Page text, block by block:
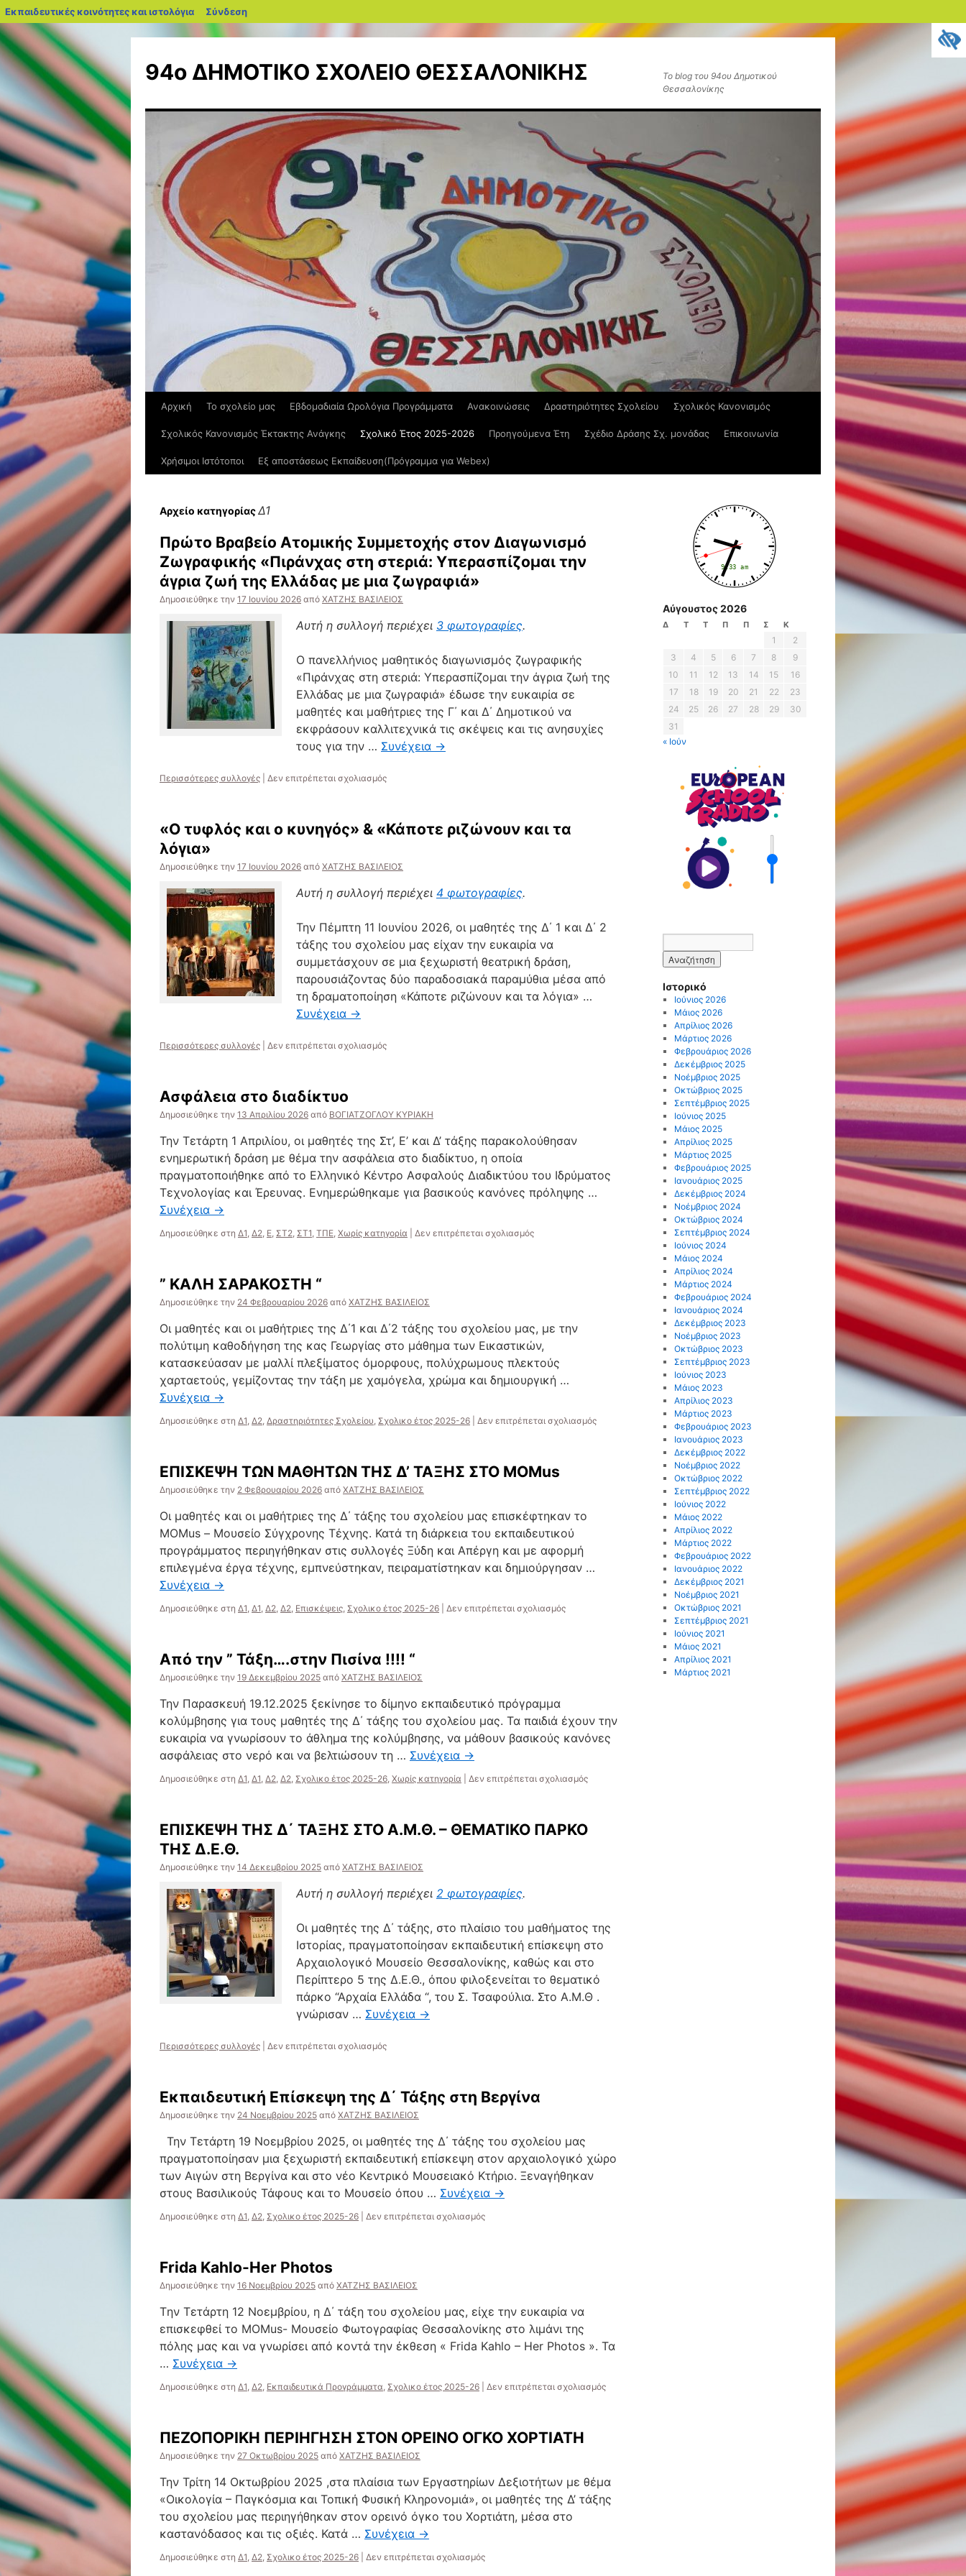
Εκπαιδευτικές κοινότητες και ιστολόγια blogs.sch.gr
Σύνδεση
περιεχόμενο
94ο ΔΗΜΟΤΙΚΟ ΣΧΟΛΕΙΟ ΘΕΣΣΑΛΟΝΙΚΗΣ
Το blog του 94ου Δημοτικού
Θεσσαλονίκης
Αρχική Το σχολείο μας Εβδομαδιαία Ωρολόγια Προγράμματα Ανακοινώσεις Δραστηριότητες Σχολείου Σχολικός Κανονισμός
Σχολικός Κανονισμός Έκτακτης Ανάγκης Σχολικό Έτος 2025-2026 Προηγούμενα Έτη Σχέδιο Δράσης Σχ. μονάδας Επικοινωνία
Χρήσιμοι Ιστότοποι Εξ αποστάσεως Εκπαίδευση(Πρόγραμμα για Webex)
Αρχείο κατηγορίαςΔ1
Πρώτο Βραβείο Ατομικής Συμμετοχής στον Διαγωνισμό
Ζωγραφικής «Πιράνχας στη στεριά: Υπερασπίζομαι την
άγρια ζωή της Ελλάδας με μια ζωγραφιά»
Δημοσιεύθηκε την 17 Ιουνίου 2026 από ΧΑΤΖΗΣ ΒΑΣΙΛΕΙΟΣ
Αυτή η συλλογή περιέχει 3 φωτογραφίες.
Ο πανελλήνιος μαθητικός διαγωνισμός ζωγραφικής
«Πιράνχας στη στεριά: Υπερασπίζομαι την άγρια ζωή της
Ελλάδας με μια ζωγραφιά» έδωσε την ευκαιρία σε
μαθητές και μαθήτριες της Γ΄ και Δ΄ Δημοτικού να
εκφράσουν καλλιτεχνικά τις σκέψεις και τις ανησυχίες
τους για την … Συνέχεια →
Περισσότερες συλλογές Δεν επιτρέπεται σχολιασμόςστο
Συμμετοχής
Ζωγραφικής
στη
Υπερασπίζομαι
την
άγρια
ζωή
Ελλάδας
με
«Ο τυφλός και ο κυνηγός» & «Κάποτε ριζώνουν και τα
λόγια»
Δημοσιεύθηκε την 17 Ιουνίου 2026 από ΧΑΤΖΗΣ ΒΑΣΙΛΕΙΟΣ
Αυτή η συλλογή περιέχει 4 φωτογραφίες.
Την Πέμπτη 11 Ιουνίου 2026, οι μαθητές της Δ΄ 1 και Δ΄ 2
τάξης του σχολείου μας είχαν την ευκαιρία να
συμμετάσχουν σε μια ξεχωριστή θεατρική δράση,
παρουσιάζοντας δύο παραδοσιακά παραμύθια μέσα από
τη δραματοποίηση «Κάποτε ριζώνουν και τα λόγια» …
Συνέχεια →
Περισσότερες συλλογές Δεν επιτρέπεται σχολιασμόςστο
κυνηγός»
&
«Κάποτε
ριζώνουν
και
τα
Ασφάλεια στο διαδίκτυο
Δημοσιεύθηκε την 13 Απριλίου 2026 από ΒΟΓΙΑΤΖΟΓΛΟΥ ΚΥΡΙΑΚΗ
Την Τετάρτη 1 Απριλίου, οι μαθητές της Στ’, Ε’ και Δ’ τάξης παρακολούθησαν
ενημερωτική δράση με θέμα την ασφάλεια στο διαδίκτυο, η οποία
πραγματοποιήθηκε από το Ελληνικό Κέντρο Ασφαλούς Διαδικτύου του Ιδρύματος
Τεχνολογίας και Έρευνας. Ενημερώθηκαμε για βασικούς κανόνες πρόληψης …
Συνέχεια →
Δημοσιεύθηκε στη Δ1, Δ2, Ε, ΣT2, ΣΤ1, ΤΠΕ, Χωρίς κατηγορία Δεν επιτρέπεται σχολιασμόςστο
” ΚΑΛΗ ΣΑΡΑΚΟΣΤΗ “
Δημοσιεύθηκε την 24 Φεβρουαρίου 2026 από ΧΑΤΖΗΣ ΒΑΣΙΛΕΙΟΣ
Οι μαθητές και οι μαθήτριες της Δ΄1 και Δ΄2 τάξης του σχολείου μας, με την
πολύτιμη καθοδήγηση της κας Γεωργίας στο μάθημα των Εικαστικών,
κατασκεύασαν με μαλλί πλεξίματος όμορφους, πολύχρωμους πλεκτούς
χαρταετούς, γεμίζοντας την τάξη με χαμόγελα, χρώμα και δημιουργική …
Συνέχεια →
Δημοσιεύθηκε στη Δ1, Δ2, Δραστηριότητες Σχολείου, Σχολικο έτος 2025-26 Δεν επιτρέπεται σχολιασμόςστο
ΕΠΙΣΚΕΨΗ ΤΩΝ ΜΑΘΗΤΩΝ ΤΗΣ Δ’ ΤΑΞΗΣ ΣΤΟ MOMus
Δημοσιεύθηκε την 2 Φεβρουαρίου 2026 από ΧΑΤΖΗΣ ΒΑΣΙΛΕΙΟΣ
Οι μαθητές και οι μαθήτριες της Δ΄ τάξης του σχολείου μας επισκέφτηκαν το
MOMus – Μουσείο Σύγχρονης Τέχνης. Κατά τη διάρκεια του εκπαιδευτικού
προγράμματος περιηγήθηκαν στις συλλογές Ξύδη και Απέργη και με αφορμή
επιλεγμένα έργα τέχνης, εμπνεύστηκαν, πειραματίστηκαν και δημιούργησαν …
Συνέχεια →
Δημοσιεύθηκε στη Δ1, Δ1, Δ2, Δ2, Επισκέψεις, Σχολικο έτος 2025-26 Δεν επιτρέπεται σχολιασμόςστο
Από την ” Τάξη….στην Πισίνα !!!! “
Δημοσιεύθηκε την 19 Δεκεμβρίου 2025 από ΧΑΤΖΗΣ ΒΑΣΙΛΕΙΟΣ
Την Παρασκευή 19.12.2025 ξεκίνησε το δίμηνο εκπαιδευτικό πρόγραμμα
κολύμβησης για τους μαθητές της Δ΄ τάξης του σχολείου μας. Τα παιδιά έχουν την
ευκαιρία να γνωρίσουν το άθλημα της κολύμβησης, να μάθουν βασικούς κανόνες
ασφάλειας στο νερό και να βελτιώσουν τη … Συνέχεια →
Δημοσιεύθηκε στη Δ1, Δ1, Δ2, Δ2, Σχολικο έτος 2025-26, Χωρίς κατηγορία Δεν επιτρέπεται σχολιασμόςστο
Τάξη….στην
ΕΠΙΣΚΕΨΗ ΤΗΣ Δ΄ ΤΑΞΗΣ ΣΤΟ Α.Μ.Θ. – ΘΕΜΑΤΙΚΟ ΠΑΡΚΟ
ΤΗΣ Δ.Ε.Θ.
Δημοσιεύθηκε την 14 Δεκεμβρίου 2025 από ΧΑΤΖΗΣ ΒΑΣΙΛΕΙΟΣ
Αυτή η συλλογή περιέχει 2 φωτογραφίες.
Οι μαθητές της Δ΄ τάξης, στο πλαίσιο του μαθήματος της
Ιστορίας, πραγματοποίησαν εκπαιδευτική επίσκεψη στο
Αρχαιολογικό Μουσείο Θεσσαλονίκης, καθώς και στο
Περίπτερο 5 της Δ.Ε.Θ., όπου φιλοξενείται το θεματικό
πάρκο “Αρχαία Ελλάδα “, του Σ. Τσαφούλια. Στο Α.Μ.Θ .
γνώρισαν … Συνέχεια →
Περισσότερες συλλογές Δεν επιτρέπεται σχολιασμόςστο
ΤΑΞΗΣ
ΣΤΟ
Α.Μ.Θ.
ΘΕΜΑΤΙΚΟ
ΠΑΡΚΟ
ΤΗΣ
Δ.Ε.Θ.
Εκπαιδευτική Επίσκεψη της Δ΄ Τάξης στη Βεργίνα
Δημοσιεύθηκε την 24 Νοεμβρίου 2025 από ΧΑΤΖΗΣ ΒΑΣΙΛΕΙΟΣ
Την Τετάρτη 19 Νοεμβρίου 2025, οι μαθητές της Δ΄ τάξης του σχολείου μας
πραγματοποίησαν μια ξεχωριστή εκπαιδευτική επίσκεψη στον αρχαιολογικό χώρο
των Αιγών στη Βεργίνα και στο νέο Κεντρικό Μουσειακό Κτήριο. Ξεναγήθηκαν
στους Βασιλικούς Τάφους και το Μουσείο όπου … Συνέχεια →
Δημοσιεύθηκε στη Δ1, Δ2, Σχολικο έτος 2025-26 Δεν επιτρέπεται σχολιασμόςστο
Frida Kahlo-Her Photos
Δημοσιεύθηκε την 16 Νοεμβρίου 2025 από ΧΑΤΖΗΣ ΒΑΣΙΛΕΙΟΣ
Tην Τετάρτη 12 Νοεμβρίου, η Δ΄ τάξη του σχολείου μας, είχε την ευκαιρία να
επισκεφθεί το MOMus- Μουσείο Φωτογραφίας Θεσσαλονίκης στο λιμάνι της
πόλης μας και να γνωρίσει από κοντά την έκθεση « Frida Kahlo – Her Photos ». Τα
… Συνέχεια →
Δημοσιεύθηκε στη Δ1, Δ2, Εκπαιδευτικά Προγράμματα, Σχολικο έτος 2025-26 Δεν επιτρέπεται σχολιασμόςστο
ΠΕΖΟΠΟΡΙΚΗ ΠΕΡΙΗΓΗΣΗ ΣΤΟΝ ΟΡΕΙΝΟ ΟΓΚΟ ΧΟΡΤΙΑΤΗ
Δημοσιεύθηκε την 27 Οκτωβρίου 2025 από ΧΑΤΖΗΣ ΒΑΣΙΛΕΙΟΣ
Την Τρίτη 14 Οκτωβρίου 2025 ,στα πλαίσια των Εργαστηρίων Δεξιοτήτων με θέμα
«Οικολογία – Παγκόσμια και Τοπική Φυσική Κληρονομιά», οι μαθητές της Δ’ τάξης
του σχολείου μας περιηγήθηκαν στον ορεινό όγκο του Χορτιάτη, μέσα στο
καστανόδασος και τις οξιές. Κατά … Συνέχεια →
Δημοσιεύθηκε στη Δ1, Δ2, Σχολικο έτος 2025-26 Δεν επιτρέπεται σχολιασμόςστο
Αύγουστος 2026
Δ Τ Τ Π Π Σ Κ
1
2
3
4 5 6 7 8
9
10
11 12 13 14 15
16
17
18 19 20 21 22
23
24
25 26 27 28 29
30
31
« Ιούν
Ιστορικό
Ιούνιος 2026
Μάιος 2026
Απρίλιος 2026
Μάρτιος 2026
Φεβρουάριος 2026
Δεκέμβριος 2025
Νοέμβριος 2025
Οκτώβριος 2025
Σεπτέμβριος 2025
Ιούνιος 2025
Μάιος 2025
Απρίλιος 2025
Μάρτιος 2025
Φεβρουάριος 2025
Ιανουάριος 2025
Δεκέμβριος 2024
Νοέμβριος 2024
Οκτώβριος 2024
Σεπτέμβριος 2024
Ιούνιος 2024
Μάιος 2024
Απρίλιος 2024
Μάρτιος 2024
Φεβρουάριος 2024
Ιανουάριος 2024
Δεκέμβριος 2023
Νοέμβριος 2023
Οκτώβριος 2023
Σεπτέμβριος 2023
Ιούνιος 2023
Μάιος 2023
Απρίλιος 2023
Μάρτιος 2023
Φεβρουάριος 2023
Ιανουάριος 2023
Δεκέμβριος 2022
Νοέμβριος 2022
Οκτώβριος 2022
Σεπτέμβριος 2022
Ιούνιος 2022
Μάιος 2022
Απρίλιος 2022
Μάρτιος 2022
Φεβρουάριος 2022
Ιανουάριος 2022
Δεκέμβριος 2021
Νοέμβριος 2021
Οκτώβριος 2021
Σεπτέμβριος 2021
Ιούνιος 2021
Μάιος 2021
Απρίλιος 2021
Μάρτιος 2021